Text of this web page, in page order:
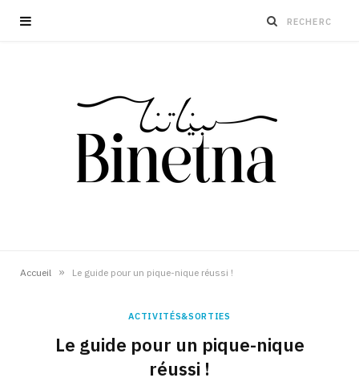
Accueil » Le guide pour un pique-nique réussi !
ACTIVITÉS&SORTIES
Le guide pour un pique-nique
réussi !